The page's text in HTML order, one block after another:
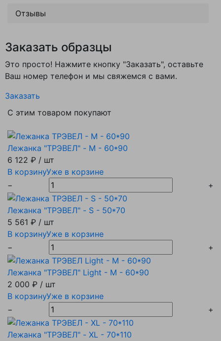
Отзывы
Заказать образцы
Это просто! Нажмите кнопку "Заказать", оставьте
Ваш номер телефон и мы свяжемся с вами.
Заказать
С этим товаром покупают
Лежанка "ТРЭВЕЛ" - M - 60*90
6 122 ₽ / шт
В корзинуУже в корзине
−
+
Лежанка "ТРЭВЕЛ" - S - 50*70
5 561 ₽ / шт
В корзинуУже в корзине
−
+
Лежанка "ТРЭВЕЛ" Light - M - 60*90
2 000 ₽ / шт
В корзинуУже в корзине
−
+
Лежанка "ТРЭВЕЛ" - XL - 70*110